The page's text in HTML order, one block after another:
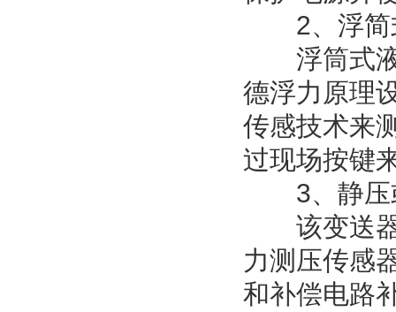
2、浮简
浮筒式液
德浮力原理
传感技术来
过现场按键
3、静压
该变送器
力测压传感
和补偿电路